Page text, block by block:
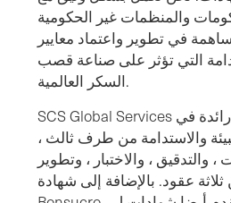
والمنظمات غير الحكومية
في تطوير واعتماد معايير
التي تؤثر على صناعة قصب
السكر العالمية.
SCS Global Services كانت شركة عالمية رائدة في
والاستدامة من طرف ثالث ،
والتدقيق ، والاختبار ، وتطوير
ثلاثة عقود. بالإضافة إلى شهادة